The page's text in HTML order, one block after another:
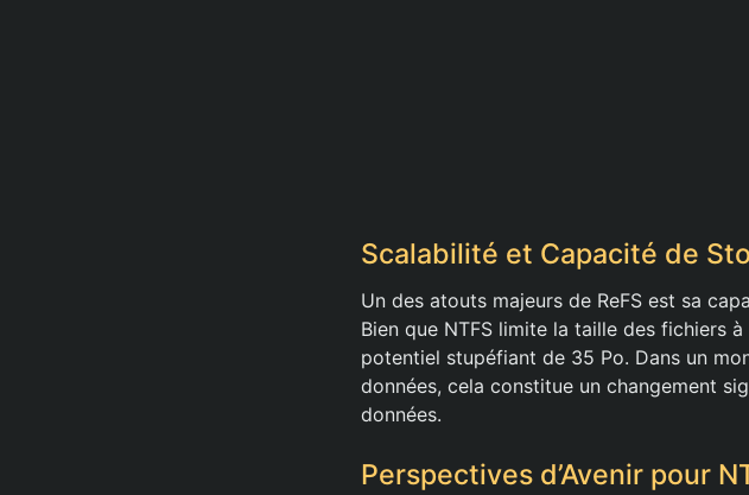
Scalabilité et Capacité de
Un des atouts majeurs de ReFS est sa
Bien que NTFS limite la taille des fichiers
potentiel stupéfiant de 35 Po. Dans un
données, cela constitue un changement
données.
Perspectives d’Avenir pour